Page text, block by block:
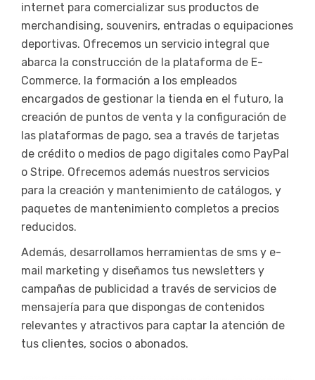
internet para comercializar sus productos de
merchandising, souvenirs, entradas o equipaciones
deportivas. Ofrecemos un servicio integral que
abarca la construcción de la plataforma de E-
Commerce, la formación a los empleados
encargados de gestionar la tienda en el futuro, la
creación de puntos de venta y la configuración de
las plataformas de pago, sea a través de tarjetas
de crédito o medios de pago digitales como PayPal
o Stripe. Ofrecemos además nuestros servicios
para la creación y mantenimiento de catálogos, y
paquetes de mantenimiento completos a precios
reducidos.
Además, desarrollamos herramientas de sms y e-
mail marketing y diseñamos tus newsletters y
campañas de publicidad a través de servicios de
mensajería para que dispongas de contenidos
relevantes y atractivos para captar la atención de
tus clientes, socios o abonados.